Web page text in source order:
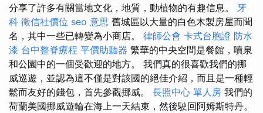
分享了許多有關當地文化，地質，動植物的有趣信息。 牙
科 徵信社價位 seo 意思 舊城區以大量的白色木製房屋而聞
名，其中一些已轉變為小商店。 律師公會 卡式台胞證 防水
漆 台中整脊療程 平價助聽器 繁華的中央空間是餐館，噴泉
和公園中的一個受歡迎的地方。 我們真的很喜歡我們的挪
威巡遊，並認為這不僅是對該國的絕佳介紹，而且是一種輕
鬆而友好的錢包，首先參觀挪威。 長照中心 單人房 我們的
荷蘭美國挪威遊輪在海上一天結束，然後駛回阿姆斯特丹。